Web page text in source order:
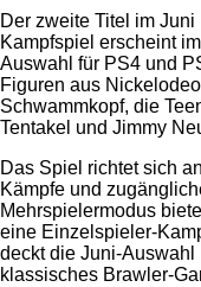
Der zweite Titel im
Kampfspiel erscheint
Auswahl für PS4 und
Figuren aus
Schwammkopf, die
Tentakel und Jimmy
Das Spiel richtet sich
Kämpfe und
Mehrspielermodus
eine Einzelspieler-
deckt die Juni-
klassisches Brawler-